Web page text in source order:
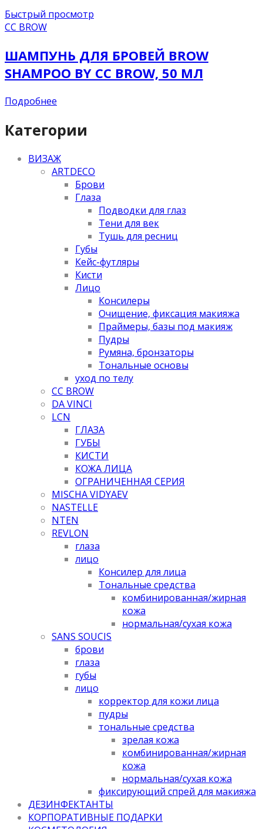
Быстрый просмотр
CC BROW
ШАМПУНЬ ДЛЯ БРОВЕЙ BROW
SHAMPOO BY CC BROW, 50 МЛ
Подробнее
Категории
ВИЗАЖ
ARTDECO
Брови
Глаза
Подводки для глаз
Тени для век
Тушь для ресниц
Губы
Кейс-футляры
Кисти
Лицо
Консилеры
Очищение, фиксация макияжа
Праймеры, базы под макияж
Пудры
Румяна, бронзаторы
Тональные основы
уход по телу
CC BROW
DA VINCI
LCN
ГЛАЗА
ГУБЫ
КИСТИ
КОЖА ЛИЦА
ОГРАНИЧЕННАЯ СЕРИЯ
MISCHA VIDYAEV
NASTELLE
NTEN
REVLON
глаза
лицо
Консилер для лица
Тональные средства
комбинированная/жирная
кожа
нормальная/cухая кожа
SANS SOUCIS
брови
глаза
губы
лицо
корректор для кожи лица
пудры
тональные средства
зрелая кожа
комбинированная/жирная
кожа
нормальная/cухая кожа
фиксирующий спрей для макияжа
ДЕЗИНФЕКТАНТЫ
КОРПОРАТИВНЫЕ ПОДАРКИ